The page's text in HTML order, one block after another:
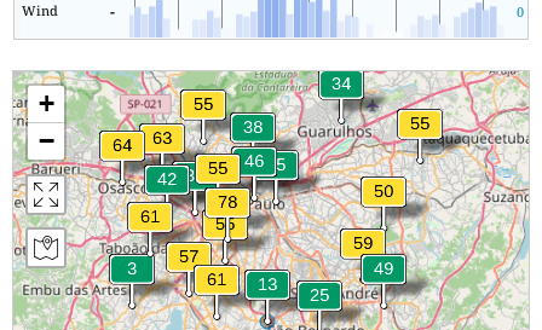
Wind - 0
+
−